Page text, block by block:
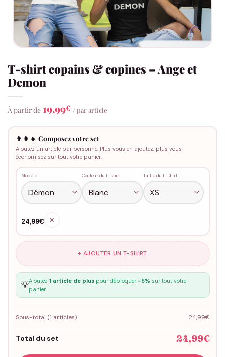
T-shirt copains & copines – Ange et
Demon
À partir de 19,99€ / par article
👨‍👩‍👧 Composez votre set
Ajoutez un article par personne. Plus vous en ajoutez, plus vous
économisez sur tout votre panier.
Modèle Couleur du t-shirt Taille du t-shirt
24,99€ ✕
+ AJOUTER UN T-SHIRT
💡Ajoutez 1 article de pluspour débloquer -5% sur tout votre
panier !
Sous-total (1 articles) 24,99€
Total du set 24,99€